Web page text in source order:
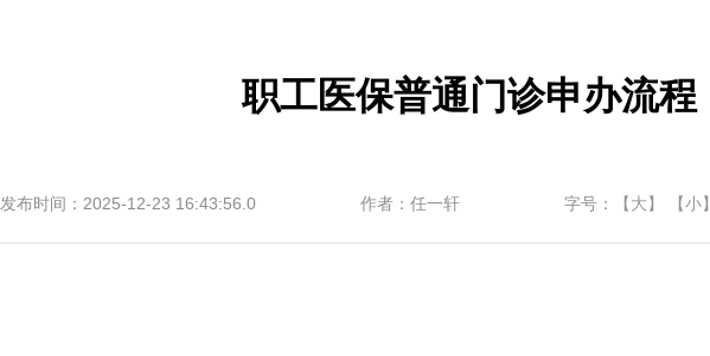
职工医保普通门诊申办流程
发布时间：2025-12-23 16:43:56.0 作者：任一轩 字号： 【大】 【小】